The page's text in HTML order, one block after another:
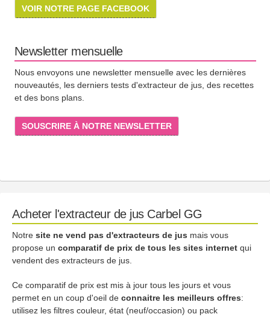
VOIR NOTRE PAGE FACEBOOK
Newsletter mensuelle
Nous envoyons une newsletter mensuelle avec les dernières
nouveautés, les derniers tests d'extracteur de jus, des recettes
et des bons plans.
SOUSCRIRE À NOTRE NEWSLETTER
Acheter l'extracteur de jus Carbel GG
Notre site ne vend pas d'extracteurs de jus mais vous
propose un comparatif de prix de tous les sites internet qui
vendent des extracteurs de jus.
Ce comparatif de prix est mis à jour tous les jours et vous
permet en un coup d'oeil de connaitre les meilleurs offres:
utilisez les filtres couleur, état (neuf/occasion) ou pack